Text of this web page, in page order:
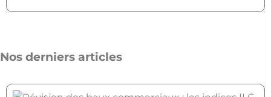
Nos derniers articles